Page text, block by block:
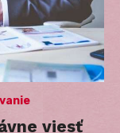
viesť